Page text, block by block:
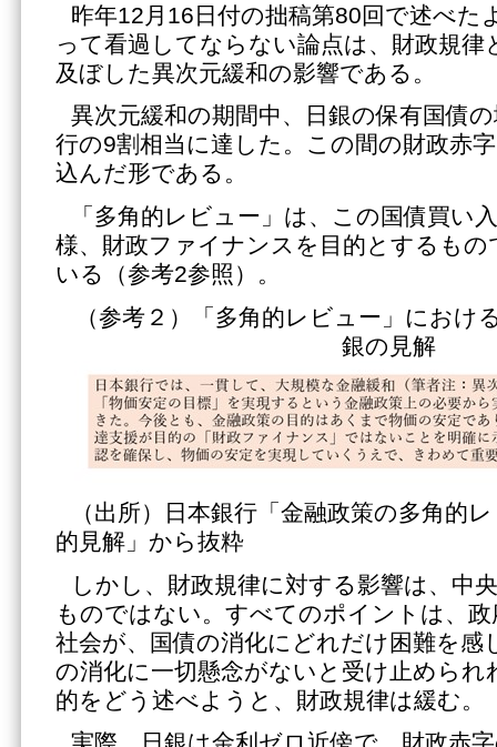
昨年12月16日付の拙稿第80回で述べた
って看過してならない論点は、財政規
及ぼした異次元緩和の影響である。
異次元緩和の期間中、日銀の保有国債
行の9割相当に達した。この間の財政赤
込んだ形である。
「多角的レビュー」は、この国債買い
様、財政ファイナンスを目的とするも
いる（参考2参照）。
（参考２）「多角的レビュー」におけ
銀の見解
（出所）日本銀行「金融政策の多角的
的見解」から抜粋
しかし、財政規律に対する影響は、中
ものではない。すべてのポイントは、
社会が、国債の消化にどれだけ困難を感
の消化に一切懸念がないと受け止められ
的をどう述べようと、財政規律は緩む。